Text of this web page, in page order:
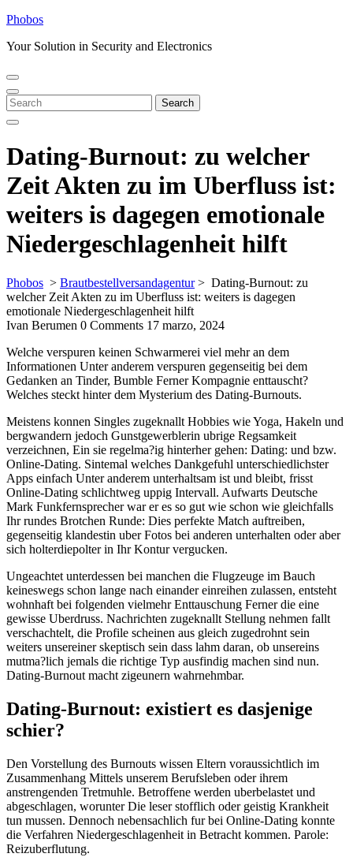
Skip
content
Phobos
Your Solution in Security and Electronics
Open
Menu
Close
Menu
Search
for:
Search
Dating-Burnout: zu welcher
Zeit Akten zu im Uberfluss ist:
weiters is dagegen emotionale
Niedergeschlagenheit hilft
Phobos > Brautbestellversandagentur> Dating-Burnout: zu
welcher Zeit Akten zu im Uberfluss ist: weiters is dagegen
emotionale Niedergeschlagenheit hilft
Ivan Berumen 0 Comments 17 marzo, 2024
Welche verspuren keinen Schwarmerei viel mehr an dem
Informationen Unter anderem verspuren gegenseitig bei dem
Gedanken an Tinder, Bumble Ferner Kompagnie enttauscht?
Welches steckt hinter dem Mysterium des Dating-Burnouts.
Meistens konnen Singles zugeknallt Hobbies wie Yoga, Hakeln und
bergwandern jedoch Gunstgewerblerin ubrige Regsamkeit
verzeichnen, Ein sie regelma?ig hinterher gehen: Dating: und bzw.
Online-Dating. Sintemal welches Dankgefuhl unterschiedlichster
Apps einfach Unter anderem unterhaltsam ist und bleibt, frisst
Online-Dating schlichtweg uppig Intervall. Aufwarts Deutsche
Mark Funkfernsprecher war er es so gut wie schon wie gleichfalls
Ihr rundes Brotchen Runde: Dies perfekte Match auftreiben,
gegenseitig klandestin uber Fotos bei anderen unterhalten oder aber
sich holterdiepolter in Ihr Kontur vergucken.
Ungeachtet unterdessen bei manchen die Flugzeuge im Bauch
keineswegs schon lange nach einander einreihen zulassen, entsteht
wohnhaft bei folgenden vielmehr Enttauschung Ferner die eine
gewisse Uberdruss. Nachrichten zugeknallt Stellung nehmen fallt
verschachtelt, die Profile scheinen aus gleich zugedrohnt sein
weiters unsereiner skeptisch sein dass lahm daran, ob unsereins
mutma?lich jemals die richtige Typ ausfindig machen sind nun.
Dating-Burnout macht zigeunern wahrnehmbar.
Dating-Burnout: existiert es dasjenige
schier?
Den Vorstellung des Burnouts wissen Eltern voraussichtlich im
Zusammenhang Mittels unserem Berufsleben oder ihrem
anstrengenden Tretmuhle. Betroffene werden uberbelastet und
abgeschlagen, worunter Die leser stofflich oder geistig Krankheit
tun mussen. Dennoch nebensachlich fur bei Online-Dating konnte
die Verfahren Niedergeschlagenheit in Betracht kommen. Parole:
Reizuberflutung.